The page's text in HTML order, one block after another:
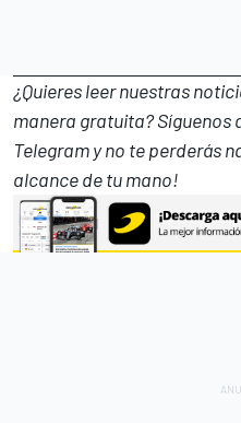
¿Quieres leer nuestras
manera gratuita? Síguenos
Telegramy no te perderás
alcance de tu mano!